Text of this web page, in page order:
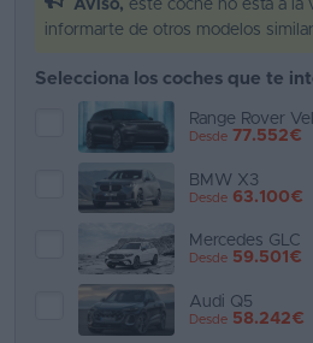
Vender
Ventas
coches
Aviso, este coche no está a la
informarte de otros modelos
Selecciona los coches que te
Range Rover
Desde 77.552€
BMW X3
Desde 63.100€
Mercedes GLC
Desde 59.501€
Audi Q5
Desde 58.242€